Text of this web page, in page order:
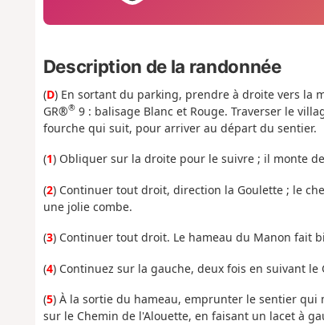
Description de la randonnée
(D) En sortant du parking, prendre à droite vers la
GR®®9 : balisage Blanc et Rouge. Traverser le
fourche qui suit, pour arriver au départ du sentier.
(1) Obliquer sur la droite pour le suivre ; il monte
(2) Continuer tout droit, direction la Goulette ; le
une jolie combe.
(3) Continuer tout droit. Le hameau du Manon fait
(4) Continuez sur la gauche, deux fois en suivant le
(5) À la sortie du hameau, emprunter le sentier
sur le Chemin de l'Alouette, en faisant un lacet à